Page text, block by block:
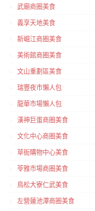
武廟商圈美食
義享天地美食
新崛江商圈美食
美術館商圈美食
文山重劃區美食
瑞豐夜市懶人包
龍華市場懶人包
漢神巨蛋商圈美食
文化中心商圈美食
草衙購物中心美食
苓雅市場商圈美食
鳥松大寮仁武美食
左營蓮池潭商圈美食